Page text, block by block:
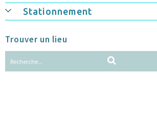
Stationnement
Trouver un lieu